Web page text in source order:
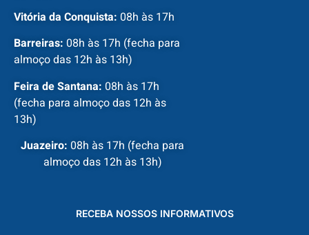
Vitória da Conquista: 08h às 17h
Barreiras: 08h às 17h (fecha para
almoço das 12h às 13h)
Feira de Santana: 08h às 17h
(fecha para almoço das 12h às
13h)
Juazeiro: 08h às 17h (fecha para
almoço das 12h às 13h)
RECEBA NOSSOS INFORMATIVOS